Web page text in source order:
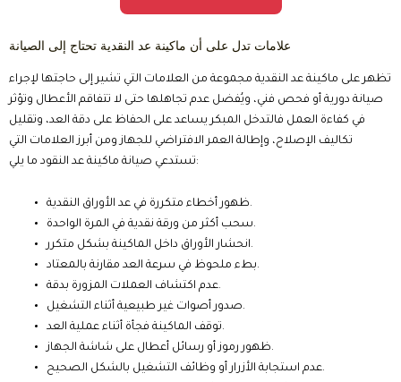
علامات تدل على أن ماكينة عد النقدية تحتاج إلى الصيانة
تظهر على ماكينة عد النقدية مجموعة من العلامات التي تشير إلى حاجتها لإجراء
صيانة دورية أو فحص فني، ويُفضل عدم تجاهلها حتى لا تتفاقم الأعطال وتؤثر
في كفاءة العمل فالتدخل المبكر يساعد على الحفاظ على دقة العد، وتقليل
تكاليف الإصلاح، وإطالة العمر الافتراضي للجهاز ومن أبرز العلامات التي
تستدعي صيانة ماكينة عد النقود ما يلي:
ظهور أخطاء متكررة في عد الأوراق النقدية.
سحب أكثر من ورقة نقدية في المرة الواحدة.
انحشار الأوراق داخل الماكينة بشكل متكرر.
بطء ملحوظ في سرعة العد مقارنة بالمعتاد.
عدم اكتشاف العملات المزورة بدقة.
صدور أصوات غير طبيعية أثناء التشغيل.
توقف الماكينة فجأة أثناء عملية العد.
ظهور رموز أو رسائل أعطال على شاشة الجهاز.
عدم استجابة الأزرار أو وظائف التشغيل بالشكل الصحيح.